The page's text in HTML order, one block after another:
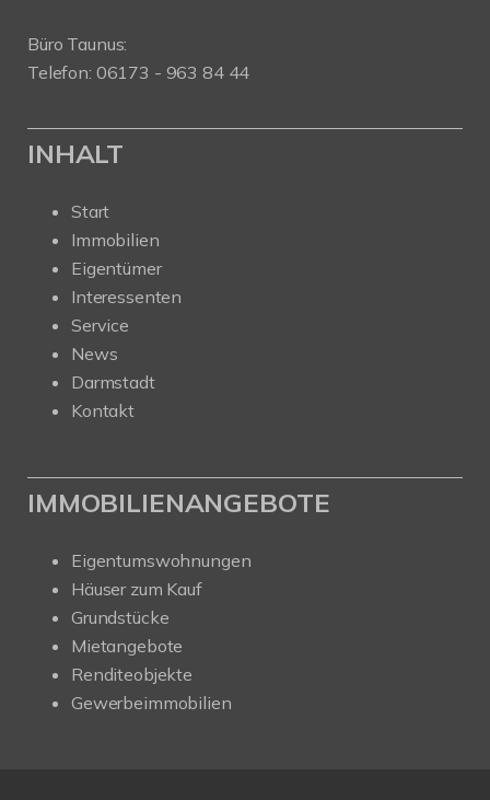
Büro Taunus:
Telefon: 06173 - 963 84 44
INHALT
Start
Immobilien
Eigentümer
Interessenten
Service
News
Darmstadt
Kontakt
IMMOBILIENANGEBOTE
Eigentumswohnungen
Häuser zum Kauf
Grundstücke
Mietangebote
Renditeobjekte
Gewerbeimmobilien